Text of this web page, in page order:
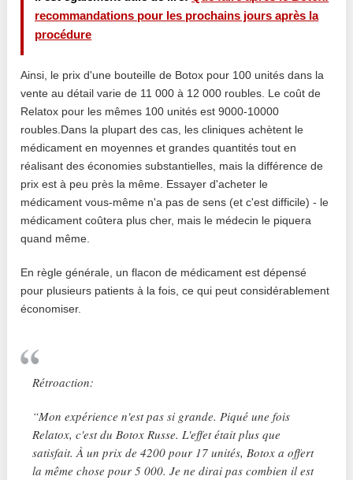
recommandations pour les prochains jours après la
procédure
Ainsi, le prix d'une bouteille de Botox pour 100 unités dans la
vente au détail varie de 11 000 à 12 000 roubles. Le coût de
Relatox pour les mêmes 100 unités est 9000-10000
roubles.Dans la plupart des cas, les cliniques achètent le
médicament en moyennes et grandes quantités tout en
réalisant des économies substantielles, mais la différence de
prix est à peu près la même. Essayer d'acheter le
médicament vous-même n'a pas de sens (et c'est difficile) - le
médicament coûtera plus cher, mais le médecin le piquera
quand même.
En règle générale, un flacon de médicament est dépensé
pour plusieurs patients à la fois, ce qui peut considérablement
économiser.
Rétroaction:
“Mon expérience n'est pas si grande. Piqué une fois
Relatox, c'est du Botox Russe. L'effet était plus que
satisfait. À un prix de 4200 pour 17 unités, Botox a offert
la même chose pour 5 000. Je ne dirai pas combien il est